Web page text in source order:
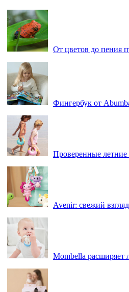
От цветов до пения
Фингербук от
Проверенные
Avenir: свежий
Mombella расширяет